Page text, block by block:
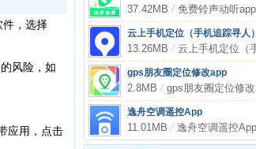
件，选择
风险，如
应用，点击
37.42MB/ 免费铃声动听app
云上手机定位（手机追踪寻人）
13.26MB/ 云上手机定位（
gps朋友圈定位修改app
2.8MB/ gps朋友圈定位修改
逸舟空调遥控App
11.01MB/ 逸舟空调遥控App